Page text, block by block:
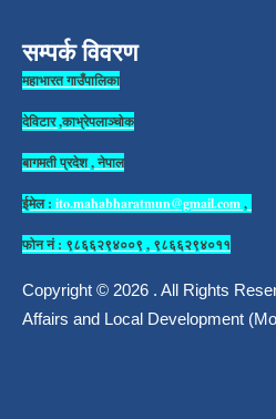
सम्पर्क विवरण
महाभारत गाउँपालिका
देविटार ,काभ्रेपलाञ्चोक
बागमती प्रदेश , नेपाल
ईमेल : ito.mahabharatmun@gmail.com,
फोन नं : ९८६६२९४००९ , ९८६६२९४०११
Copyright © 2026 . All Rights
Affairs and Local Development